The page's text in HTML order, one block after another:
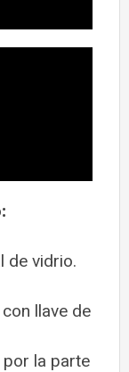
de vidrio.
llave de
la parte